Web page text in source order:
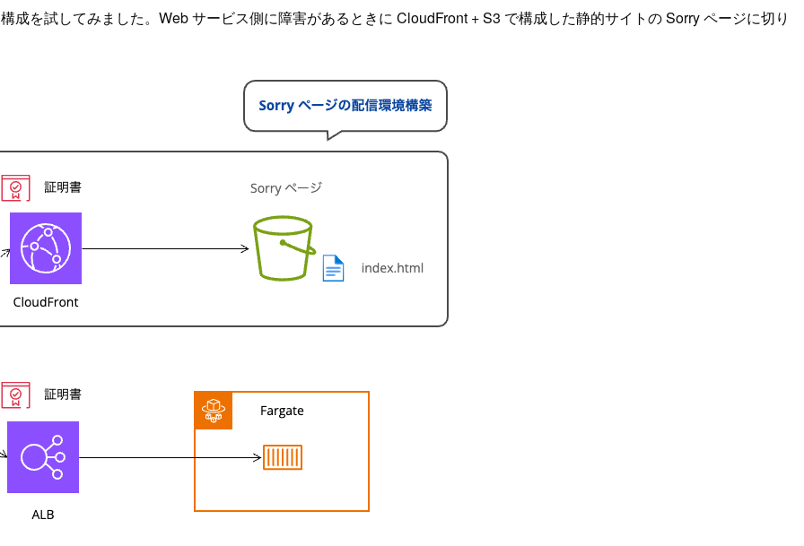
成を試してみました。Web サービス側に障害があるときに CloudFront + S3 で構成した静的サイトの Sorry ページに切り